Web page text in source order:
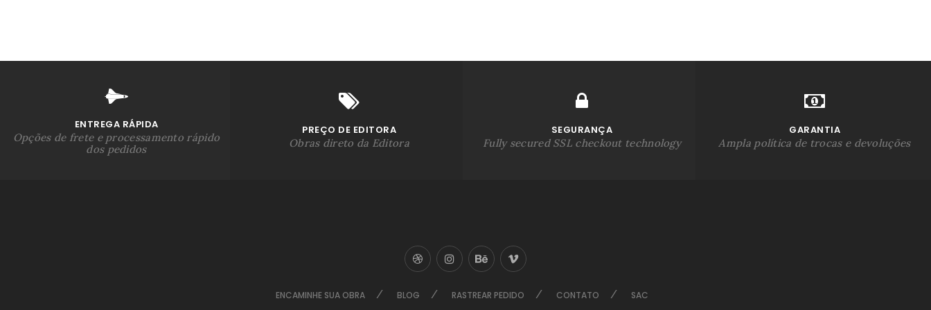
ENTREGA RÁPIDA
Opções de frete e processamento rápido
dos pedidos
PREÇO DE EDITORA
Obras direto da Editora
SEGURANÇA
Fully secured SSL checkout technology
GARANTIA
Ampla política de trocas e devoluções
ENCAMINHE SUA OBRA BLOG RASTREAR PEDIDO CONTATO SAC